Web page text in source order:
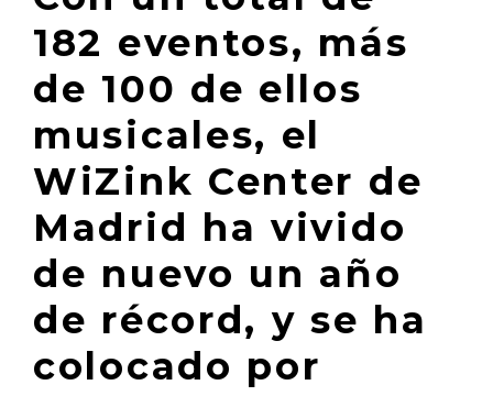
182 eventos, más
de 100 de ellos
musicales, el
WiZink Center de
Madrid ha vivido
de nuevo un año
de récord, y se ha
colocado por